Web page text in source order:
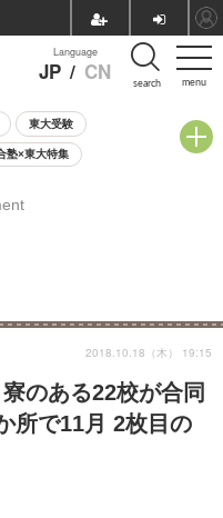
menu
Language
JP / CN search
東大受験
塾×東大特集
相談会
のある22校が合同
所で11月 2枚目の
2018.10.18（木） 19:15